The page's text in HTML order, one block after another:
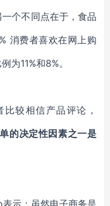
个不同点在于，食品
消费者喜欢在网上购
为11%和8%。
较相信产品评论，
的决定性因素之一是
示：虽然电子商务是